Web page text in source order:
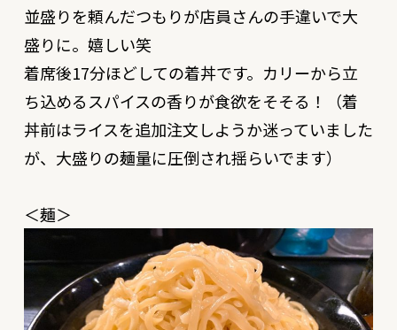
並盛りを頼んだつもりが店員さんの手違いで大
盛りに。嬉しい笑
着席後17分ほどしての着丼です。カリーから立
ち込めるスパイスの香りが食欲をそそる！（着
丼前はライスを追加注文しようか迷っていました
が、大盛りの麺量に圧倒され揺らいでます）
＜麺＞